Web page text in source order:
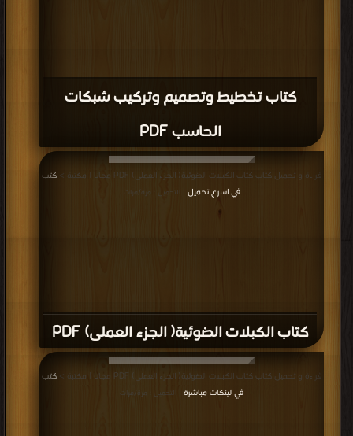
كتاب تخطيط وتصميم وتركيب شبكات
الحاسب PDF
كتاب الكبلات الضوئية( الجزء العملى) PDF
قراءة و تحميل كتاب كتاب الكبلات الضوئية( الجزء العملى) PDF مجانا | مكتبة >
كتب
في اسرع تحميل
| التحميل : مرة/مرات
قراءة و تحميل كتاب كتاب الكبلات الضوئية( الجزء العملى) PDF مجانا | مكتبة >
كتب
في لينكات مباشرة
| التحميل : مرة/مرات